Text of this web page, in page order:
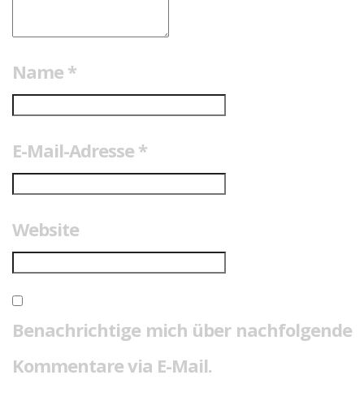
Name *
E-Mail-Adresse *
Website
Benachrichtige mich über nachfolgende
Kommentare via E-Mail.